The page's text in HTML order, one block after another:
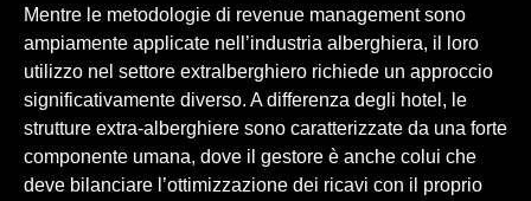
Mentre le metodologie di revenue management sono
ampiamente applicate nell’industria alberghiera, il loro
utilizzo nel settore extralberghiero richiede un approccio
significativamente diverso. A differenza degli hotel, le
strutture extra-alberghiere sono caratterizzate da una forte
componente umana, dove il gestore è anche colui che
deve bilanciare l’ottimizzazione dei ricavi con il proprio